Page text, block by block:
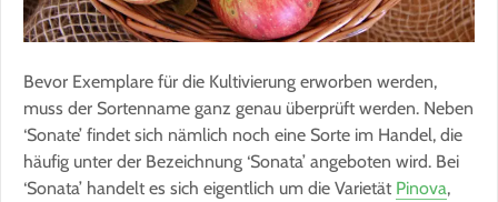
Bevor Exemplare für die Kultivierung erworben werden,
muss der Sortenname ganz genau überprüft werden. Neben
‘Sonate’ findet sich nämlich noch eine Sorte im Handel, die
häufig unter der Bezeichnung ‘Sonata’ angeboten wird. Bei
‘Sonata’ handelt es sich eigentlich um die Varietät Pinova,